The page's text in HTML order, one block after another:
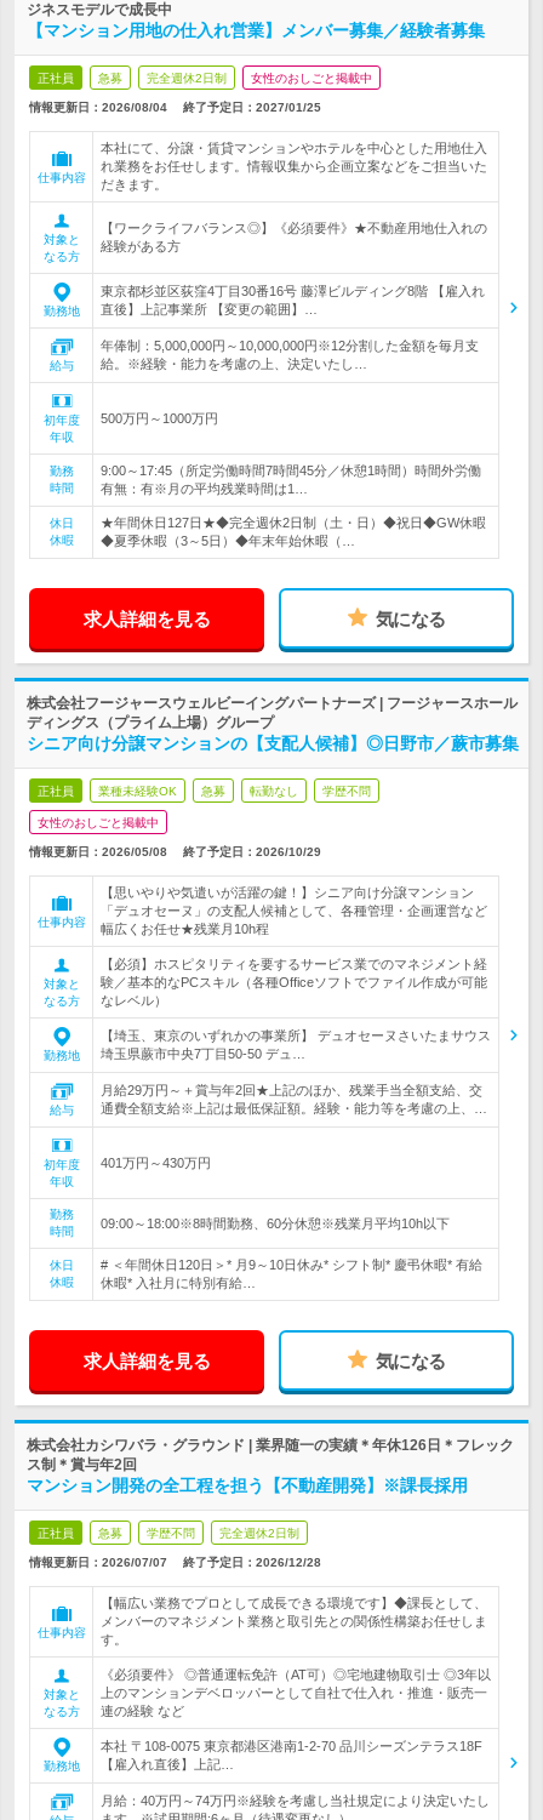
ジネスモデルで成長中
【マンション用地の仕入れ営業】メンバー募集／経験者募集
正社員 急募 完全週休2日制 女性のおしごと掲載中
情報更新日：2026/08/04 終了予定日： 2027/01/25
仕事内容
本社にて、分譲・賃貸マンションやホテルを中心とした用地仕入
れ業務をお任せします。情報収集から企画立案などをご担当いた
だきます。
対象と
なる方
【ワークライフバランス◎】《必須要件》★不動産用地仕入れの
経験がある方
勤務地
東京都杉並区荻窪4丁目30番16号 藤澤ビルディング8階 【雇入れ
直後】上記事業所 【変更の範囲】…
給与
年俸制：5,000,000円～10,000,000円※12分割した金額を毎月支
給。※経験・能力を考慮の上、決定いたし…
初年度
年収
500万円～1000万円
勤務
時間
9:00～17:45（所定労働時間7時間45分／休憩1時間）時間外労働
有無：有※月の平均残業時間は1…
休日
休暇
★年間休日127日★◆完全週休2日制（土・日）◆祝日◆GW休暇
◆夏季休暇（3～5日）◆年末年始休暇（…
求人詳細を見る 気になる
株式会社フージャースウェルビーイングパートナーズ | フージャースホール
ディングス（プライム上場）グループ
シニア向け分譲マンションの【支配人候補】◎日野市／蕨市募集
正社員 業種未経験OK 急募 転勤なし 学歴不問
女性のおしごと掲載中
情報更新日：2026/05/08 終了予定日： 2026/10/29
仕事内容
【思いやりや気遣いが活躍の鍵！】シニア向け分譲マンション
「デュオセーヌ」の支配人候補として、各種管理・企画運営など
幅広くお任せ★残業月10h程
対象と
なる方
【必須】ホスピタリティを要するサービス業でのマネジメント経
験／基本的なPCスキル（各種Officeソフトでファイル作成が可能
なレベル）
勤務地
【埼玉、東京のいずれかの事業所】 デュオセーヌさいたまサウス
埼玉県蕨市中央7丁目50‐50 デュ…
給与
月給29万円～＋賞与年2回★上記のほか、残業手当全額支給、交
通費全額支給※上記は最低保証額。経験・能力等を考慮の上、…
初年度
年収
401万円～430万円
勤務
時間
09:00～18:00※8時間勤務、60分休憩※残業月平均10h以下
休日
休暇
# ＜年間休日120日＞* 月9～10日休み* シフト制* 慶弔休暇* 有給
休暇* 入社月に特別有給…
求人詳細を見る 気になる
株式会社カシワバラ・グラウンド | 業界随一の実績＊年休126日＊フレック
ス制＊賞与年2回
マンション開発の全工程を担う【不動産開発】※課長採用
正社員 急募 学歴不問 完全週休2日制
情報更新日：2026/07/07 終了予定日： 2026/12/28
仕事内容
【幅広い業務でプロとして成長できる環境です】◆課長として、
メンバーのマネジメント業務と取引先との関係性構築お任せしま
す。
対象と
なる方
《必須要件》 ◎普通運転免許（AT可）◎宅地建物取引士 ◎3年以
上のマンションデベロッパーとして自社で仕入れ・推進・販売一
連の経験 など
勤務地
本社 〒108-0075 東京都港区港南1-2-70 品川シーズンテラス18F
【雇入れ直後】上記…
月給：40万円～74万円※経験を考慮し当社規定により決定いたし